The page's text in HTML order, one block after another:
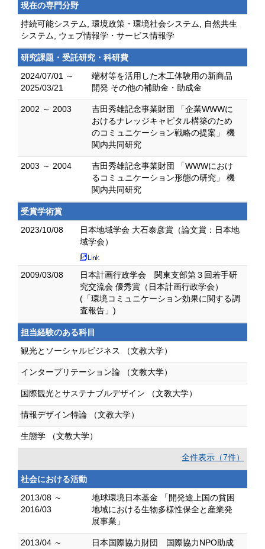
現在の専門分野
持続可能システム, 環境政策・環境社会システム, 自然共生
システム, ウェブ情報学・サービス情報学
研究課題・受託研究・科研費
2024/07/01 ～
2025/03/21
端材等を活用した木工体験用の新商品
開発 その他の補助金・助成金
2002 ～ 2003
吉田秀雄記念事業財団 「企業WWWに
おけるナレッジキャピタル構築のため
のコミュニケーション戦略の提案」 機
関内共同研究
2003 ～ 2004
吉田秀雄記念事業財団 「WWWにおけ
るコミュニケーション形態の研究」 機
関内共同研究
受賞学術賞
2023/10/08
日本地域学会 大石泰彦賞（論文賞：日本地
域学会）
2009/03/08
日本計画行政学会 関東支部第３回若手研
究交流会 優秀賞（日本計画行政学会）
(「環境コミュニケーション効果に関する調
査報告」)
担当経験のある科目
観光とソーシャルビジネス （文教大学）
インタープリテーション論 （文教大学）
国際観光とサステナブルデザイン （文教大学）
情報デザイン特論 （文教大学）
生態学 （文教大学）
全件表示（7件）
社会における活動
2013/08 ～
2016/03
地球環境日本基金 「開発途上国の貧困
地域における生物多様性保全と産業発
展事業」
2013/04 ～
日本国際協力財団 国際協力NPO助成